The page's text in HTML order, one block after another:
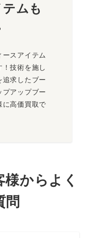
ムも
スアイテム
技術を施し
追求したブー
プアップブー
に高価買取で
からよく
問